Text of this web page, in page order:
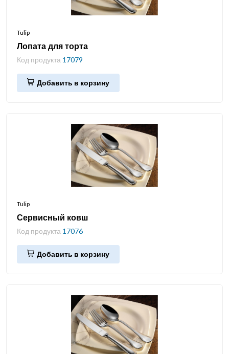
Tulip
Лопата для торта
Код продукта 17079
Добавить в корзину
Tulip
Сервисный ковш
Код продукта 17076
Добавить в корзину